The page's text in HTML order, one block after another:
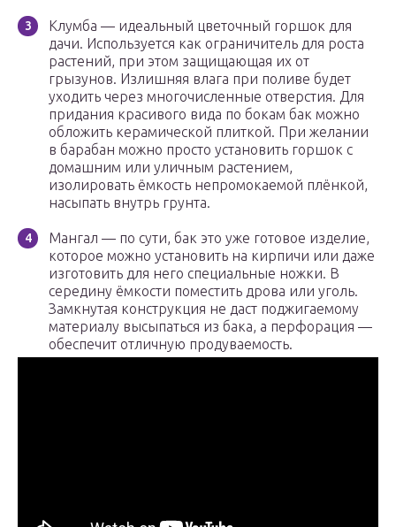
Клумба — идеальный цветочный горшок для
дачи. Используется как ограничитель для роста
растений, при этом защищающая их от
грызунов. Излишняя влага при поливе будет
уходить через многочисленные отверстия. Для
придания красивого вида по бокам бак можно
обложить керамической плиткой. При желании
в барабан можно просто установить горшок с
домашним или уличным растением,
изолировать ёмкость непромокаемой плёнкой,
насыпать внутрь грунта.
Мангал — по сути, бак это уже готовое изделие,
которое можно установить на кирпичи или даже
изготовить для него специальные ножки. В
середину ёмкости поместить дрова или уголь.
Замкнутая конструкция не даст поджигаемому
материалу высыпаться из бака, а перфорация —
обеспечит отличную продуваемость.